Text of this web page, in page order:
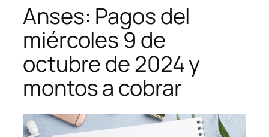
Anses: Pagos del
miércoles 9 de
octubre de 2024 y
montos a cobrar